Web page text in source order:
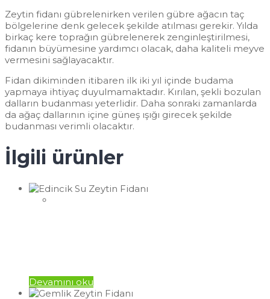
Zeytin fidanı gübrelenirken verilen gübre ağacın taç
bölgelerine denk gelecek şekilde atılması gerekir. Yılda
birkaç kere toprağın gübrelenerek zenginleştirilmesi,
fidanın büyümesine yardımcı olacak, daha kaliteli meyve
vermesini sağlayacaktır.
Fidan dikiminden itibaren ilk iki yıl içinde budama
yapmaya ihtiyaç duyulmamaktadır. Kırılan, şekli bozulan
dalların budanması yeterlidir. Daha sonraki zamanlarda
da ağaç dallarının içine güneş ışığı girecek şekilde
budanması verimli olacaktır.
İlgili ürünler
Devamını oku